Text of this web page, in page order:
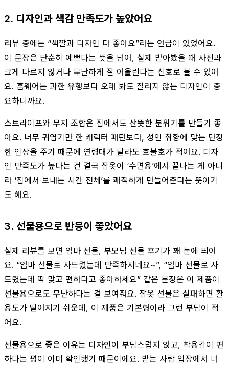
2. 디자인과 색감 만족도가 높았어요
리뷰 중에는 “색깔과 디자인 다 좋아요”라는 언급이 있었어요.
이 문장은 단순히 예쁘다는 뜻을 넘어, 실제 받아봤을 때 사진과
크게 다르지 않거나 무난하게 잘 어울린다는 신호로 볼 수 있어
요. 홈웨어는 과한 유행보다 오래 봐도 질리지 않는 디자인이 중
요하니까요.
스트라이프와 무지 조합은 집에서도 산뜻한 분위기를 만들기 좋
아요. 너무 귀엽기만 한 캐릭터 패턴보다, 성인 취향에 맞는 단정
한 인상을 주기 때문에 연령대가 달라도 호불호가 적어요. 디자
인 만족도가 높다는 건 결국 잠옷이 ‘수면용’에서 끝나는 게 아니
라 ‘집에서 보내는 시간 전체’를 쾌적하게 만들어준다는 뜻이기
도 해요.
3. 선물용으로 반응이 좋았어요
실제 리뷰를 보면 엄마 선물, 부모님 선물 후기가 꽤 눈에 띄어
요. “엄마 선물로 사드렸는데 만족하시네요~”, “엄마 선물로 사
드렸는데 딱 맞고 편하다고 좋아하세요” 같은 문장은 이 제품이
선물용으로도 무난하다는 걸 보여줘요. 잠옷 선물은 실패하면 활
용도가 떨어지기 쉬운데, 이 제품은 기본형이라 그런 부담이 적
어요.
선물용으로 좋은 이유는 디자인이 부담스럽지 않고, 착용감이 편
하다는 평이 이미 확인됐기 때문이에요. 받는 사람 입장에서 너